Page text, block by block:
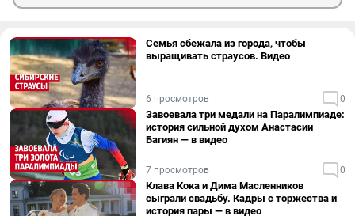
Семья сбежала из города, чтобы
выращивать страусов. Видео
6 просмотров 0
Завоевала три медали на Паралимпиаде:
история сильной духом Анастасии
Багиян — в видео
7 просмотров 0
Клава Кока и Дима Масленников
сыграли свадьбу. Кадры с торжества и
история пары — в видео